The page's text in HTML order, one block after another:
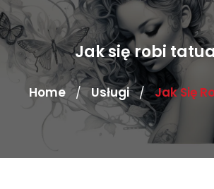
Jak się robi
Home / Usługi / Jak Się